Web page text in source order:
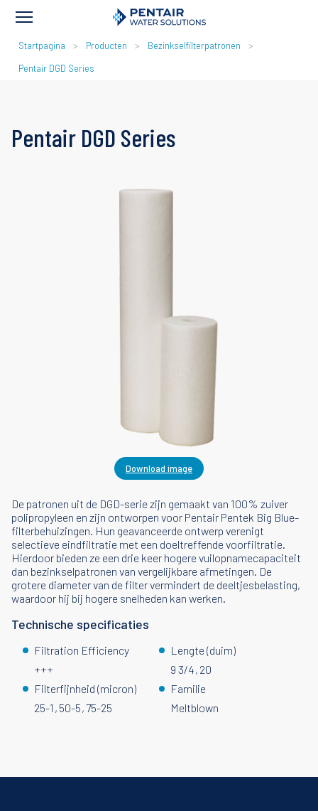
KRUIMELPAD
Startpagina Producten
Bezinkselfilterpatronen
Pentair DGD Series
Pentair DGD Series
Download image
De patronen uit de DGD-serie zijn gemaakt van 100% zuiver
polipropyleen en zijn ontworpen voor Pentair Pentek Big Blue-
filterbehuizingen. Hun geavanceerde ontwerp verenigt
selectieve eindfiltratie met een doeltreffende voorfiltratie.
Hierdoor bieden ze een drie keer hogere vuilopnamecapaciteit
dan bezinkselpatronen van vergelijkbare afmetingen. De
grotere diameter van de filter vermindert de deeltjesbelasting,
waardoor hij bij hogere snelheden kan werken.
Technische specificaties
Filtration Efficiency
+++
Lengte (duim)
9 3/4 20
Filterfijnheid (micron)
25-1 50-5 75-25
Familie
Meltblown